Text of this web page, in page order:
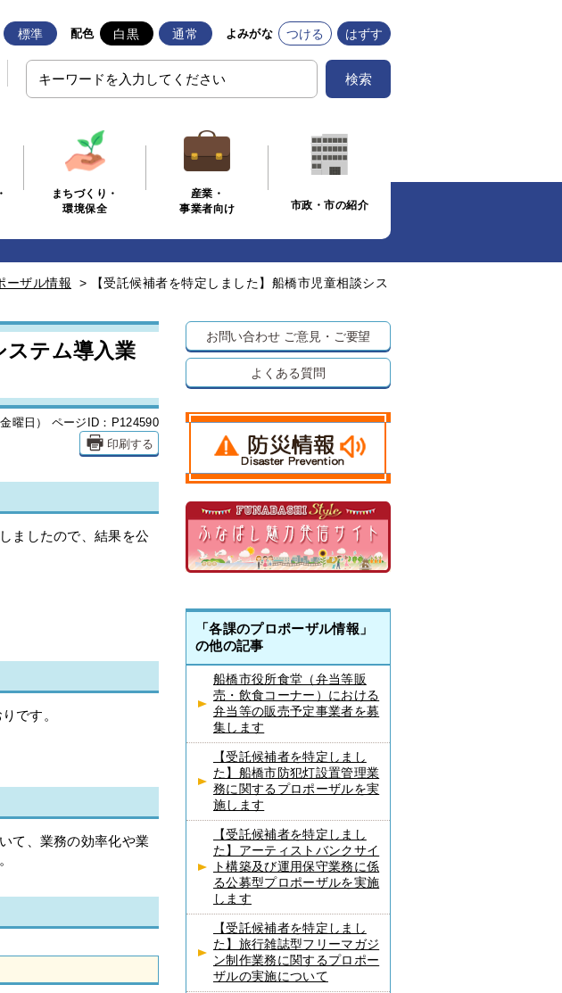
標準 配色 白黒 通常 よみがな つける はずす
検索
まちづくり・
環境保全
産業・
事業者向け
市政・市の紹介
ーザル情報 >
【受託候補者を特定しました】船橋市児童相談シス
ステム導入業
曜日） ページID：P124590
印刷する
ましたので、結果を公
です。
て、業務の効率化や業
お問い合わせ ご意見・ご要望
よくある質問
「各課のプロポーザル情報」
の他の記事
船橋市役所食堂（弁当等販
売・飲食コーナー）における
弁当等の販売予定事業者を募
集します
【受託候補者を特定しまし
た】船橋市防犯灯設置管理業
務に関するプロポーザルを実
施します
【受託候補者を特定しまし
た】アーティストバンクサイ
ト構築及び運用保守業務に係
る公募型プロポーザルを実施
します
【受託候補者を特定しまし
た】旅行雑誌型フリーマガジ
ン制作業務に関するプロポー
ザルの実施について